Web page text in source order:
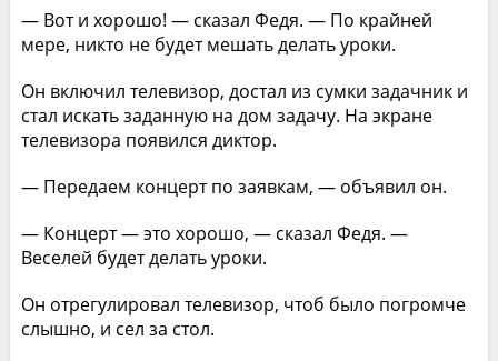
— Вот и хорошо! — сказал Федя. — По крайней
мере, никто не будет мешать делать уроки.
Он включил телевизор, достал из сумки задачник и
стал искать заданную на дом задачу. На экране
телевизора появился диктор.
— Передаем концерт по заявкам, — объявил он.
— Концерт — это хорошо, — сказал Федя. —
Веселей будет делать уроки.
Он отрегулировал телевизор, чтоб было погромче
слышно, и сел за стол.